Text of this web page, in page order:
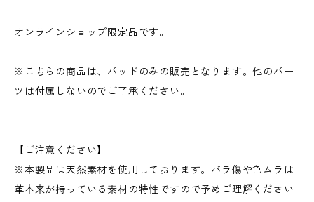
オンラインショップ限定品です。
※こちらの商品は、パッドのみの販売となります。他のパー
ツは付属しないのでご了承ください。
【ご注意ください】
※本製品は天然素材を使用しております。バラ傷や色ムラは
革本来が持っている素材の特性ですので予めご理解ください